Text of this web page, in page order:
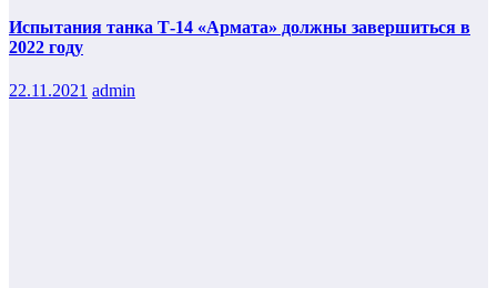
Испытания танка Т-14 «Армата» должны завершиться в
2022 году
22.11.2021 admin